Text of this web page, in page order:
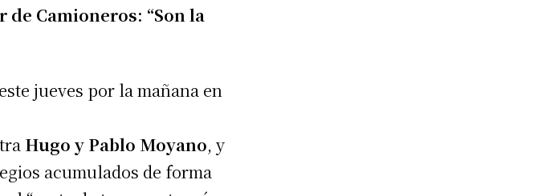
Camioneros: “Son la
jueves por la mañana en
Hugo y Pablo Moyano, y
acumulados de forma